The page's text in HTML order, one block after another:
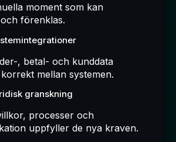
moment som kan
förenklas.
, betal- och kunddata
mellan systemen.
granskning
processer och
uppfyller de nya kraven.